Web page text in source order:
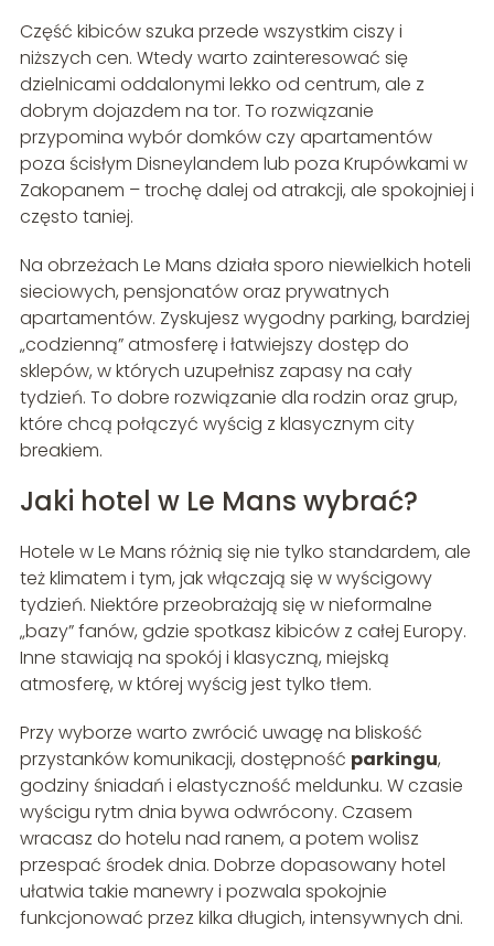
Część kibiców szuka przede wszystkim ciszy i
niższych cen. Wtedy warto zainteresować się
dzielnicami oddalonymi lekko od centrum, ale z
dobrym dojazdem na tor. To rozwiązanie
przypomina wybór domków czy apartamentów
poza ścisłym Disneylandem lub poza Krupówkami w
Zakopanem – trochę dalej od atrakcji, ale spokojniej i
często taniej.
Na obrzeżach Le Mans działa sporo niewielkich hoteli
sieciowych, pensjonatów oraz prywatnych
apartamentów. Zyskujesz wygodny parking, bardziej
„codzienną” atmosferę i łatwiejszy dostęp do
sklepów, w których uzupełnisz zapasy na cały
tydzień. To dobre rozwiązanie dla rodzin oraz grup,
które chcą połączyć wyścig z klasycznym city
breakiem.
Jaki hotel w Le Mans wybrać?
Hotele w Le Mans różnią się nie tylko standardem, ale
też klimatem i tym, jak włączają się w wyścigowy
tydzień. Niektóre przeobrażają się w nieformalne
„bazy” fanów, gdzie spotkasz kibiców z całej Europy.
Inne stawiają na spokój i klasyczną, miejską
atmosferę, w której wyścig jest tylko tłem.
Przy wyborze warto zwrócić uwagę na bliskość
przystanków komunikacji, dostępność parkingu,
godziny śniadań i elastyczność meldunku. W czasie
wyścigu rytm dnia bywa odwrócony. Czasem
wracasz do hotelu nad ranem, a potem wolisz
przespać środek dnia. Dobrze dopasowany hotel
ułatwia takie manewry i pozwala spokojnie
funkcjonować przez kilka długich, intensywnych dni.